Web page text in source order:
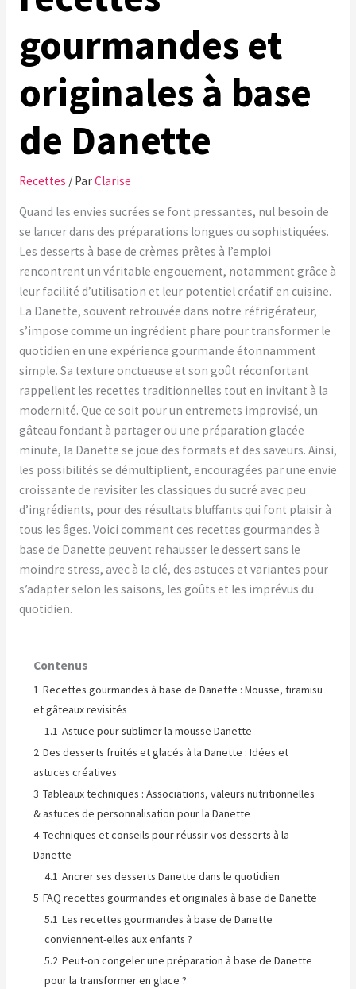
gourmandes et
originales à base
de Danette
Recettes / ParClarise
Quand les envies sucrées se font pressantes, nul besoin de
se lancer dans des préparations longues ou sophistiquées.
Les desserts à base de crèmes prêtes à l’emploi
rencontrent un véritable engouement, notamment grâce à
leur facilité d’utilisation et leur potentiel créatif en cuisine.
La Danette, souvent retrouvée dans notre réfrigérateur,
s’impose comme un ingrédient phare pour transformer le
quotidien en une expérience gourmande étonnamment
simple. Sa texture onctueuse et son goût réconfortant
rappellent les recettes traditionnelles tout en invitant à la
modernité. Que ce soit pour un entremets improvisé, un
gâteau fondant à partager ou une préparation glacée
minute, la Danette se joue des formats et des saveurs. Ainsi,
les possibilités se démultiplient, encouragées par une envie
croissante de revisiter les classiques du sucré avec peu
d’ingrédients, pour des résultats bluffants qui font plaisir à
tous les âges. Voici comment ces recettes gourmandes à
base de Danette peuvent rehausser le dessert sans le
moindre stress, avec à la clé, des astuces et variantes pour
s’adapter selon les saisons, les goûts et les imprévus du
quotidien.
Contenus
1 Recettes gourmandes à base de Danette : Mousse, tiramisu
et gâteaux revisités
1.1 Astuce pour sublimer la mousse Danette
2 Des desserts fruités et glacés à la Danette : Idées et
astuces créatives
3 Tableaux techniques : Associations, valeurs nutritionnelles
& astuces de personnalisation pour la Danette
4 Techniques et conseils pour réussir vos desserts à la
Danette
4.1 Ancrer ses desserts Danette dans le quotidien
5 FAQ recettes gourmandes et originales à base de Danette
5.1 Les recettes gourmandes à base de Danette
conviennent-elles aux enfants ?
5.2 Peut-on congeler une préparation à base de Danette
pour la transformer en glace ?